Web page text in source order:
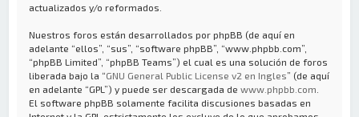
actualizados y/o reformados.
Nuestros foros están desarrollados por phpBB (de aquí en
adelante “ellos”, “sus”, “software phpBB”, “www.phpbb.com”,
“phpBB Limited”, “phpBB Teams”) el cual es una solución de foros
liberada bajo la “GNU General Public License v2 en Ingles” (de aquí
en adelante “GPL”) y puede ser descargada dewww.phpbb.com
El software phpBB solamente facilita discusiones basadas en